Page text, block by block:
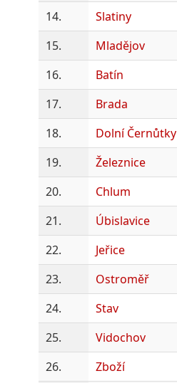
14.
Slatiny
15.
Mladějov
16.
Batín
17.
Brada
18.
Dolní Černůtky
19.
Železnice
20.
Chlum
21.
Úbislavice
22.
Jeřice
23.
Ostroměř
24.
Stav
25.
Vidochov
26.
Zboží